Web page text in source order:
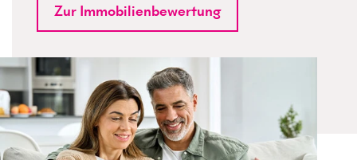
Zur Immobilienbewertung